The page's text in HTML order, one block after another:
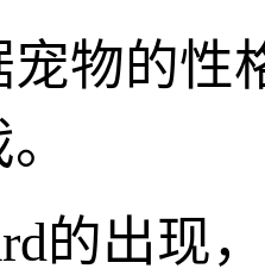
物的性
的出现